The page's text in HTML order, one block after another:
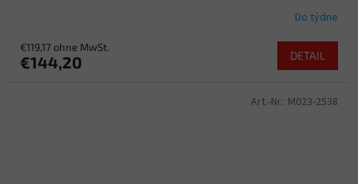
Do týdne
€119,17 ohne MwSt.
€144,20 DETAIL
Art.-Nr.: M023-2538